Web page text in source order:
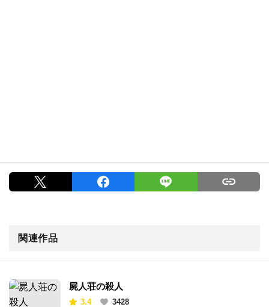
関連作品
屍人荘の殺人
3.4
3428